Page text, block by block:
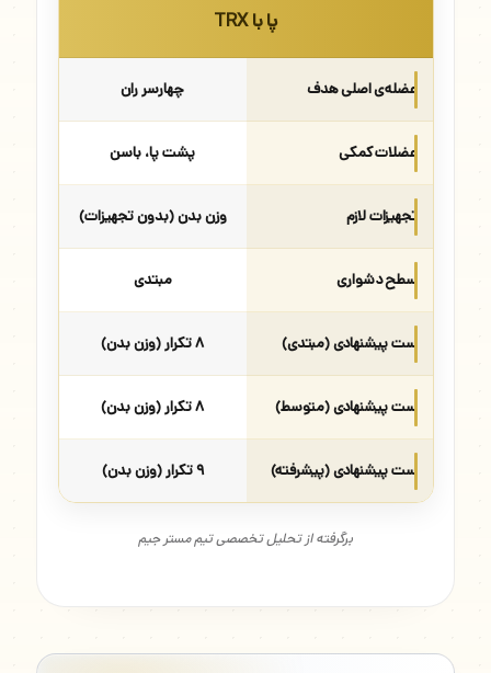
پا با TRX
عضله‌ی اصلی هدف چهارسر ران
عضلات کمکی پشت پا، باسن
تجهیزات لازم وزن بدن (بدون تجهیزات)
سطح دشواری مبتدی
ست پیشنهادی (مبتدی) ۸ تکرار (وزن بدن)
ست پیشنهادی (متوسط) ۸ تکرار (وزن بدن)
ست پیشنهادی (پیشرفته) ۹ تکرار (وزن بدن)
برگرفته از تحلیل تخصصی تیم مستر جیم